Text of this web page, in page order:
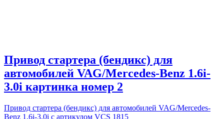
Привод стартера (бендикс) для
автомобилей VAG/Mercedes-Benz 1.6i-
3.0i картинка номер 2
Привод стартера (бендикс) для автомобилей VAG/Mercedes-
Benz 1.6i-3.0i с артикулом VCS 1815